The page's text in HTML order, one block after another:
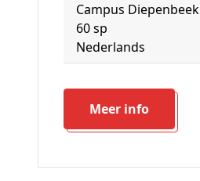
Campus Diepenbeek
60 sp
Nederlands
Meer info